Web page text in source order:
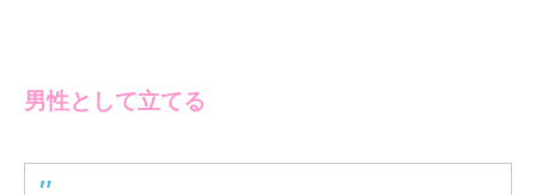
男性として立てる